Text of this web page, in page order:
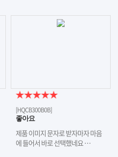
[HQCB300B0B]
좋아요
제품 이미지 문자로 받자마자 마음
에 들어서 바로 선택했네요 …